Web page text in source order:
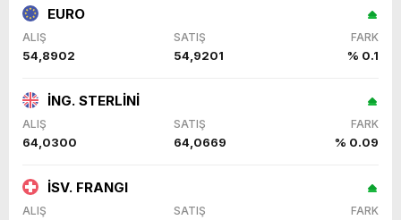
EURO
ALIŞ SATIŞ FARK
54,8902 54,9201 % 0.1
İNG. STERLİNİ
ALIŞ SATIŞ FARK
64,0300 64,0669 % 0.09
İSV. FRANGI
ALIŞ SATIŞ FARK